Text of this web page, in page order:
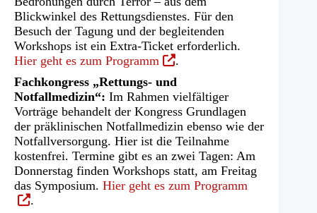
Blickwinkel des Rettungsdienstes. Für den
Besuch der Tagung und der begleitenden
Workshops ist ein Extra-Ticket erforderlich.
Hier geht es zum Programm (Öffnet
einem
neuen
Tab)
.
Fachkongress „Rettungs- und
Notfallmedizin“: Im Rahmen vielfältiger
Vorträge behandelt der Kongress Grundlagen
der präklinischen Notfallmedizin ebenso wie der
Notfallversorgung. Hier ist die Teilnahme
kostenfrei. Termine gibt es an zwei Tagen: Am
Donnerstag finden Workshops statt, am Freitag
das Symposium. Hier geht es zum Programm
.